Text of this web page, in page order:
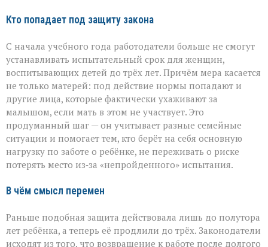
Кто попадает под защиту закона
С начала учебного года работодатели больше не смогут
устанавливать испытательный срок для женщин,
воспитывающих детей до трёх лет. Причём мера касается
не только матерей: под действие нормы попадают и
другие лица, которые фактически ухаживают за
малышом, если мать в этом не участвует. Это
продуманный шаг — он учитывает разные семейные
ситуации и помогает тем, кто берёт на себя основную
нагрузку по заботе о ребёнке, не переживать о риске
потерять место из‑за «непройденного» испытания.
В чём смысл перемен
Раньше подобная защита действовала лишь до полутора
лет ребёнка, а теперь её продлили до трёх. Законодатели
исходят из того, что возвращение к работе после долгого